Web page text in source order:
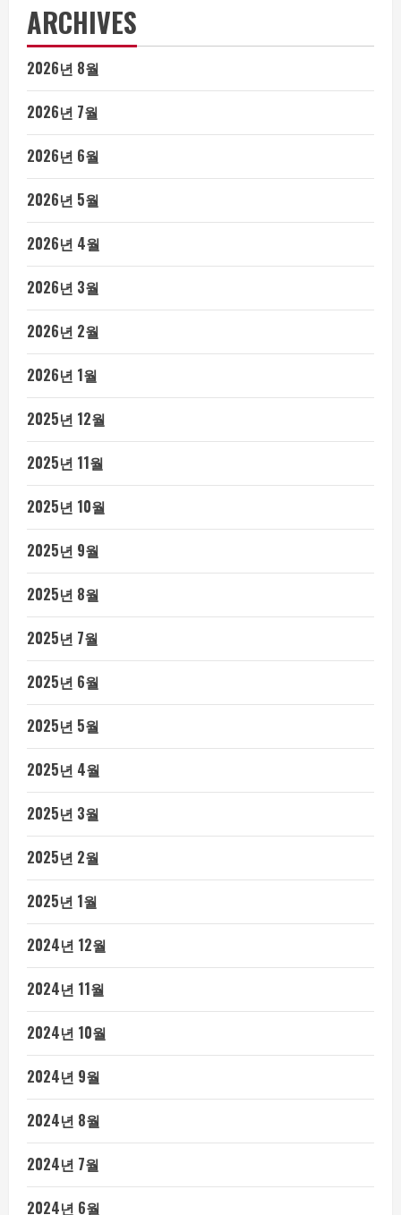
ARCHIVES
2026년 8월
2026년 7월
2026년 6월
2026년 5월
2026년 4월
2026년 3월
2026년 2월
2026년 1월
2025년 12월
2025년 11월
2025년 10월
2025년 9월
2025년 8월
2025년 7월
2025년 6월
2025년 5월
2025년 4월
2025년 3월
2025년 2월
2025년 1월
2024년 12월
2024년 11월
2024년 10월
2024년 9월
2024년 8월
2024년 7월
2024년 6월